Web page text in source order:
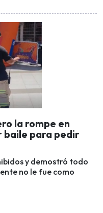
la rompe en
baile para pedir
y demostró todo
no le fue como